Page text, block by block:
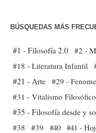
BÚSQUEDAS MÁS
#1 - Filosofía 2.0 #2 -
#18 - Literatura Infantil
#21 - Arte #29 -
#31 - Vitalismo Filosófico
#35 - Filosofía desde y
#38
#39 #40 #41 -